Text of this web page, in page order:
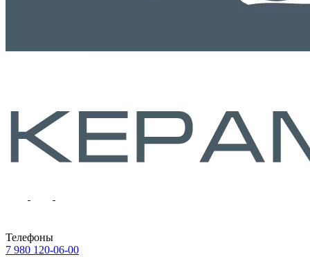
Телефоны
7 980 120-06-00